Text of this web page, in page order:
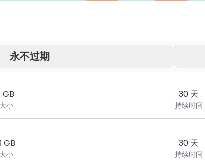
永不过期
GB
大小
30 天
持续时间
GB
大小
30 天
持续时间